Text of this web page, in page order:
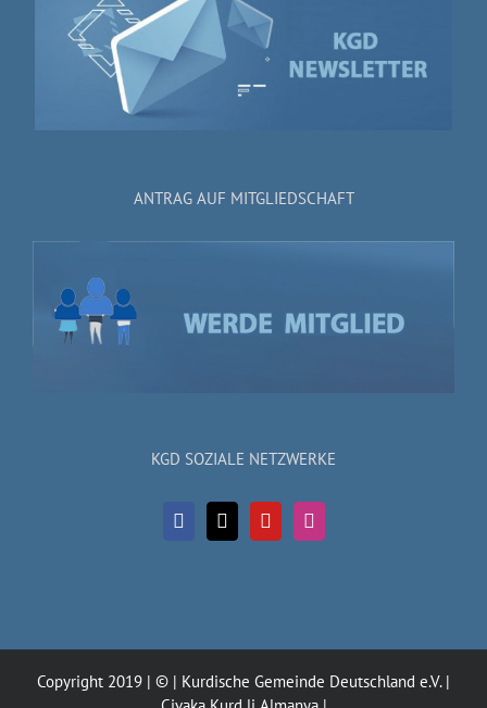
ANTRAG AUF MITGLIEDSCHAFT
KGD SOZIALE NETZWERKE
Copyright 2019 | © | Kurdische Gemeinde Deutschland e.V. |